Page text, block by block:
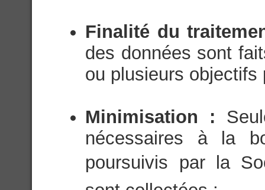
Finalité du
des données sont
ou plusieurs objectifs
Minimisation :
nécessaires à la
poursuivis par la